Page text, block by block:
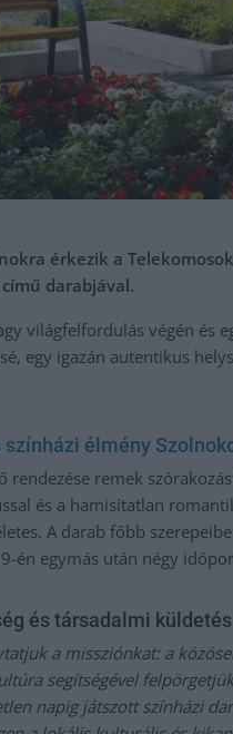
érkezik a
darabjával.
világfelfordulás végén és
egy igazán autentikus
színházi élmény
rendezése remek
és a hamisítatlan
A darab főbb
én egymás után négy
és társadalmi küldetés
a missziónkat: a
segítségével
napig játszott színházi